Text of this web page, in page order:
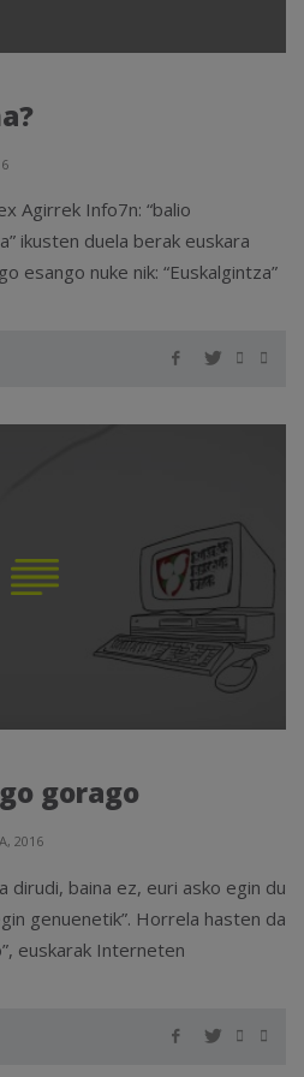
Agirrek Info7n: “balio
ikusten duela berak euskara
esango nuke nik: “Euskalgintza”
gorago
2016
dirudi, baina ez, euri asko egin du
genuenetik”. Horrela hasten da
euskarak Interneten